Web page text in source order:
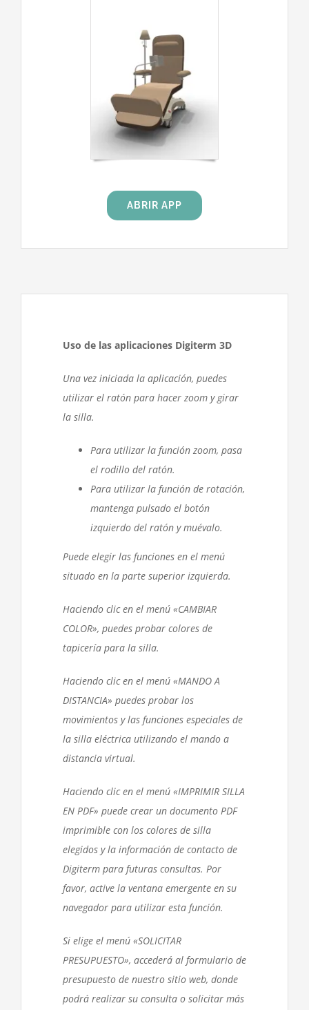
ABRIR APP
Uso de las aplicaciones Digiterm 3D
Una vez iniciada la aplicación, puedes
utilizar el ratón para hacer zoom y girar
la silla.
Para utilizar la función zoom, pasa
el rodillo del ratón.
Para utilizar la función de rotación,
mantenga pulsado el botón
izquierdo del ratón y muévalo.
Puede elegir las funciones en el menú
situado en la parte superior izquierda.
Haciendo clic en el menú «CAMBIAR
COLOR», puedes probar colores de
tapicería para la silla.
Haciendo clic en el menú «MANDO A
DISTANCIA» puedes probar los
movimientos y las funciones especiales de
la silla eléctrica utilizando el mando a
distancia virtual.
Haciendo clic en el menú «IMPRIMIR SILLA
EN PDF» puede crear un documento PDF
imprimible con los colores de silla
elegidos y la información de contacto de
Digiterm para futuras consultas. Por
favor, active la ventana emergente en su
navegador para utilizar esta función.
Si elige el menú «SOLICITAR
PRESUPUESTO», accederá al formulario de
presupuesto de nuestro sitio web, donde
podrá realizar su consulta o solicitar más